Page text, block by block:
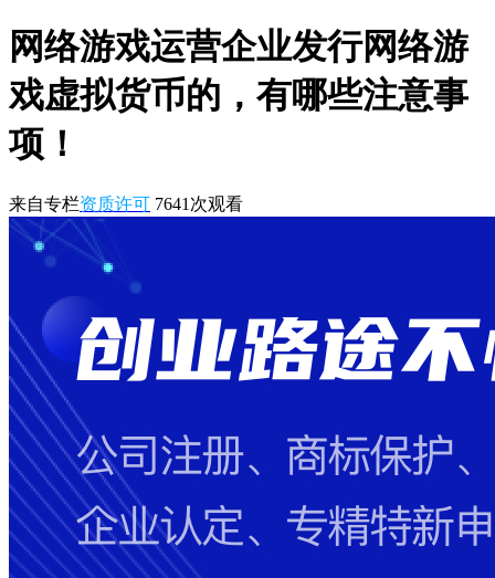
网络游戏运营企业发行网络游
戏虚拟货币的，有哪些注意事
项！
来自专栏资质许可 7641 次观看